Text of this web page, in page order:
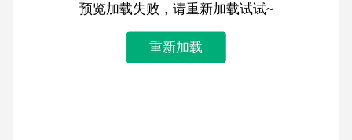
预览加载失败，请重新加载试试~
重新加载